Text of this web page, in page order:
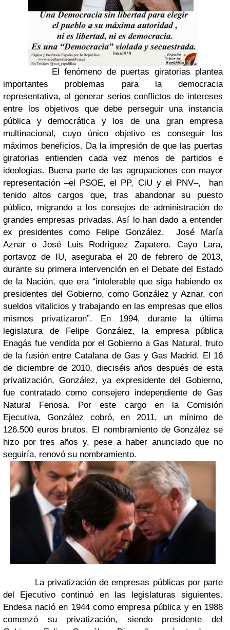
El fenómeno de puertas giratorias plantea
importantes problemas para la democracia
representativa, al generar serios conflictos de intereses
entre los objetivos que debe perseguir una instancia
pública y democrática y los de una gran empresa
multinacional, cuyo único objetivo es conseguir los
máximos beneficios. Da la impresión de que las puertas
giratorias entienden cada vez menos de partidos e
ideologías. Buena parte de las agrupaciones con mayor
representación –el PSOE, el PP, CiU y el PNV–, han
tenido altos cargos que, tras abandonar su puesto
público, migrando a los consejos de administración de
grandes empresas privadas. Así lo han dado a entender
ex presidentes como Felipe González, José María
Aznar o José Luis Rodríguez Zapatero. Cayo Lara,
portavoz de IU, aseguraba el 20 de febrero de 2013,
durante su primera intervención en el Debate del Estado
de la Nación, que era “intolerable que siga habiendo ex
presidentes del Gobierno, como González y Aznar, con
sueldos vitalicios y trabajando en las empresas que ellos
mismos privatizaron”. En 1994, durante la última
legislatura de Felipe González, la empresa pública
Enagás fue vendida por el Gobierno a Gas Natural, fruto
de la fusión entre Catalana de Gas y Gas Madrid. El 16
de diciembre de 2010, dieciséis años después de esta
privatización, González, ya expresidente del Gobierno,
fue contratado como consejero independiente de Gas
Natural Fenosa. Por este cargo en la Comisión
Ejecutiva, González cobró, en 2011, un mínimo de
126.500 euros brutos. El nombramiento de González se
hizo por tres años y, pese a haber anunciado que no
seguiría, renovó su nombramiento.
La privatización de empresas públicas por parte
del Ejecutivo continuó en las legislaturas siguientes.
Endesa nació en 1944 como empresa pública y en 1988
comenzó su privatización, siendo presidente del